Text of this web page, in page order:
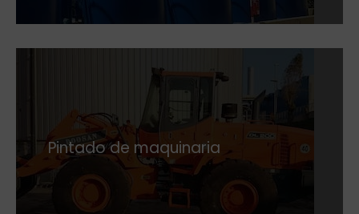
Pintado de maquinaria